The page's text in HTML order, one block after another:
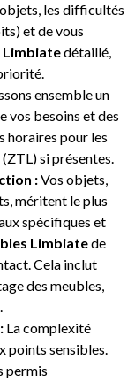
les difficultés
et de vous
Limbiatedétaillé,
ensemble un
vos besoins et des
horaires pour les
si présentes.
:Vos objets,
méritent le plus
spécifiques et
Limbiatede
Cela inclut
des meubles,
La complexité
points sensibles.
permis